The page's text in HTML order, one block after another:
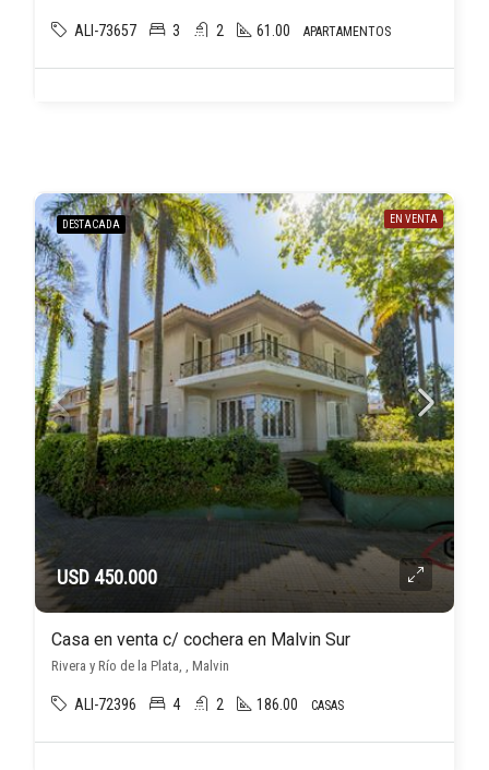
ALI-73657 3 2 61.00 APARTAMENTOS
DESTACADA EN VENTA
USD 450.000
Casa en venta c/ cochera en Malvin Sur
Rivera y Río de la Plata, , Malvin
ALI-72396 4 2 186.00 CASAS